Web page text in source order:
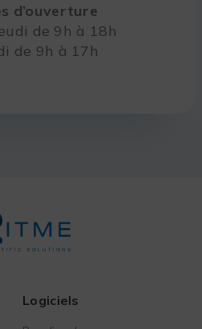
d’ouverture
de 9h à 18h
de 9h à 17h
Logiciels